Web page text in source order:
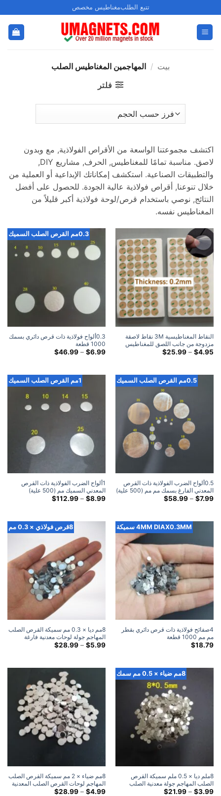
للمحتوى
تتبع الطلبمغناطيس مخصص
بيت / المهاجمين المغناطيس الصلب
فلتر
اكتشف مجموعتنا الواسعة من الأقراص الفولاذية, مع وبدون
لاصق. مناسبة تمامًا للمغناطيس, الحرف, مشاريع DIY,
والتطبيقات الصناعية. استكشف إمكاناتك الإبداعية أو العملية من
خلال تنوعنا, أقراص فولاذية عالية الجودة. للحصول على أفضل
النتائج, نوصي باستخدام قرص/لوحة فولاذية أكبر قليلاً من
المغناطيس نفسه.
النقاط المغناطيسية 3M نقاط لاصقة
مزدوجة من جانب اللصق للمغناطيس
مستودع المنزل
$4.95
–
$25.99 النطاق
$25.99
0.3مم القرص الصلب السميك
0.3ألواح فولاذية ذات قرص دائري بسمك
1000 قطعة
$6.99
–
$46.99 النطاق
$46.99
0.5مم القرص الصلب السميك
0.5ألواح الضرب الفولاذية ذات القرص
المعدني الفارغ بسمك مم مم (500 علية)
$7.99
–
$58.99 النطاق
$58.99
1مم القرص الصلب السميك
1ألواح الضرب الفولاذية ذات القرص
المعدني السميك مم (500 علية)
$8.99
–
$112.99 النطاق
$112.99
4MM DIAX0.3MM سميكة
4صفائح فولاذية ذات قرص دائري بقطر
مم مم 1000 قطعة
$18.79
8قرص فولاذي × 0.3 مم
8مم ديا × 0.3 مم سميكة القرص الصلب
المهاجم جولة لوحات معدنية فارغة
القرص الصلب
$5.99
–
$28.99 النطاق
$28.99
8مم ضياء × 0.5 مم سمك
8ملم ديا × 0.5 ملم سميكة القرص
الصلب المهاجم جولة معدنية الصلب
لوحات الضرب القرص
$3.99
–
$21.99 النطاق
8مم ضياء × 2 مم سميكة القرص الصلب
المهاجم لوحات القرص الصلب المعدنية
المستديرة
$4.99
–
$28.99 النطاق